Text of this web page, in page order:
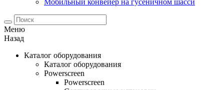
Мобильный конвейер на гусеничном шасси
Меню
Назад
Каталог оборудования
Каталог оборудования
Powerscreen
Powerscreen